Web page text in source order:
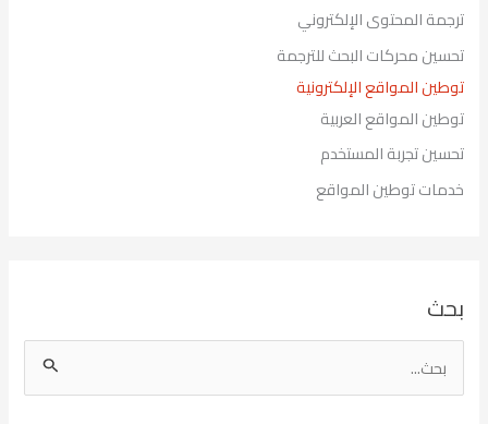
ترجمة المحتوى الإلكتروني
تحسين محركات البحث للترجمة
توطين المواقع الإلكترونية
توطين المواقع العربية
تحسين تجربة المستخدم
خدمات توطين المواقع
بحث
ل